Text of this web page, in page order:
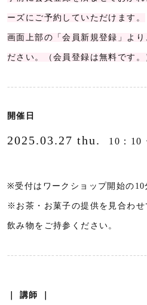
ーズにご予約していただけます。
画面上部の「会員新規登録」よ
ださい。（会員登録は無料です。
開催日
2025.03.27 thu. 10：10
※受付はワークショップ開始の10
※お茶・お菓子の提供を見合わせ
飲み物をご持参ください。
｜ 講師 ｜